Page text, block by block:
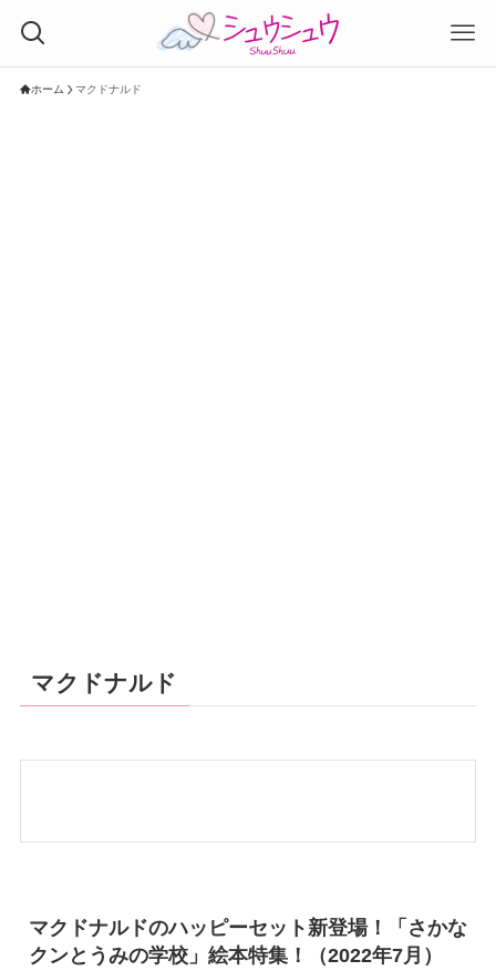
ホーム マクドナルド
マクドナルド
マクドナルドのハッピーセット新登場！「さかな
クンとうみの学校」絵本特集！（2022年7月）